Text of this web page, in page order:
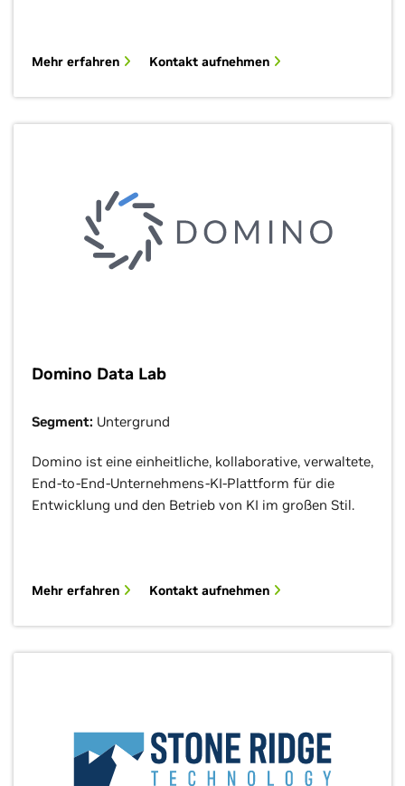
Mehr erfahren Kontakt aufnehmen
Domino Data Lab
Segment: Untergrund
Domino ist eine einheitliche, kollaborative, verwaltete,
End-to-End-Unternehmens-KI-Plattform für die
Entwicklung und den Betrieb von KI im großen Stil.
Mehr erfahren Kontakt aufnehmen